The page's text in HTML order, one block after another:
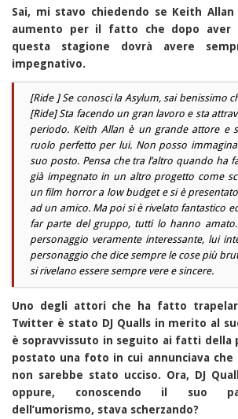
Sai, mi stavo chiedendo se Keith
aumento per il fatto che dopo aver
questa stagione dovrà avere
impegnativo.
[Ride ] Se conosci la Asylum, sai benissimo
[Ride] Sta facendo un gran lavoro e sta
periodo. Keith Allan è un grande attore e
ruolo perfetto per lui. Non posso
suo posto. Pensa che tra l’altro quando ha
già impegnato in un altro progetto come
un film horror a low budget e si è
ad un amico. Ma poi si è rivelato fantastico
far parte del gruppo, tutti lo hanno
personaggio veramente interessante, lui
personaggio che dice sempre le cose più
si rivelano essere sempre vere e sincere.
Uno degli attori che ha fatto
Twitter è stato DJ Qualls in merito al
è sopravvissuto in seguito ai fatti della
postato una foto in cui annunciava che
non sarebbe stato ucciso. Ora, DJ
oppure, conoscendo il suo
dell’umorismo, stava scherzando?